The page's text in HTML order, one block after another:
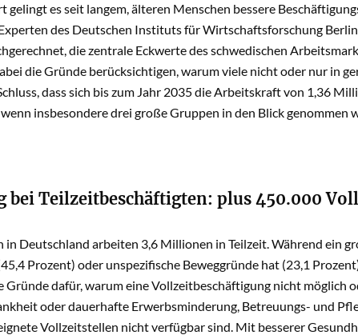
gelingt es seit langem, älteren Menschen bessere
des Deutschen Instituts für Wirtschaftsforschung
die zentrale Eckwerte des schwedischen
die Gründe berücksichtigen, warum viele nicht oder nur in
dass sich bis zum Jahr 2035 die Arbeitskraft von 1,36
insbesondere drei große Gruppen in den Blick genommen
bei Teilzeitbeschäftigten: plus 450.000
in Deutschland arbeiten 3,6 Millionen in Teilzeit. Während ein
Prozent) oder unspezifische Beweggründe hat (23,1
Gründe dafür, warum eine Vollzeitbeschäftigung nicht möglich
oder dauerhafte Erwerbsminderung, Betreuungs- und
Vollzeitstellen nicht verfügbar sind. Mit besserer